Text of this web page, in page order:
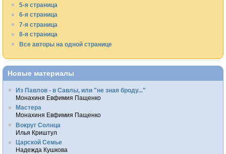
5-я страница
6-я страница
7-я страница
8-я страница
Все авторы на одной странице
Новые материалы
Из Павлов - в Савлы, или "не зная броду..."
Монахиня Евфимия Пащенко
Мастера
Монахиня Евфимия Пащенко
Вокруг Солнца
Илья Криштул
Царской Семье
Надежда Кушкова